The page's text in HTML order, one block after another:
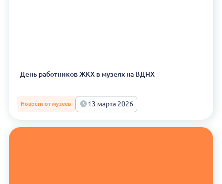
День работников ЖКХ в музеях на ВДНХ
Новости от музеев 13 марта 2026